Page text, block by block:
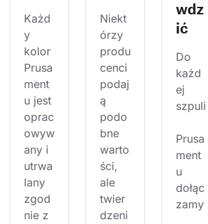
Każd
y
kolor
Prusa
ment
u jest
oprac
owyw
any i
utrwa
lany
zgod
nie z
Niekt
órzy
produ
cenci
podaj
ą
podo
bne
warto
ści,
ale
twier
dzeni
wdz
ić
Do
każd
ej
szpuli
Prusa
ment
u
dołąc
zamy